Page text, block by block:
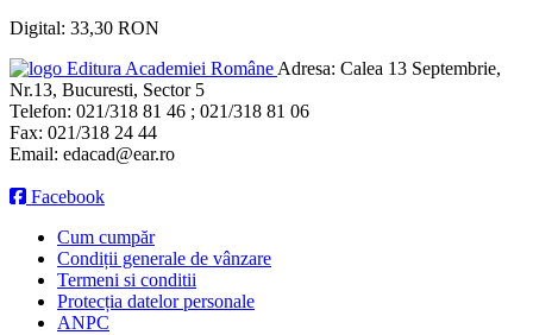
Digital: 33,30 RON
Editura Academiei Române Adresa: Calea 13 Septembrie,
Nr.13, Bucuresti, Sector 5
Telefon: 021/318 81 46 ; 021/318 81 06
Fax: 021/318 24 44
Email: edacad@ear.ro
Facebook
Cum cumpăr
Condiții generale de vânzare
Termeni si conditii
Protecția datelor personale
ANPC